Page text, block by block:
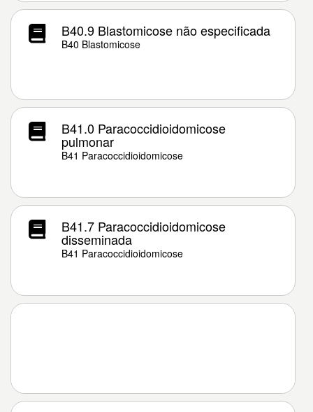
B40.9 Blastomicose não especificada
B40 Blastomicose
B41.0 Paracoccidioidomicose
pulmonar
B41 Paracoccidioidomicose
B41.7 Paracoccidioidomicose
disseminada
B41 Paracoccidioidomicose